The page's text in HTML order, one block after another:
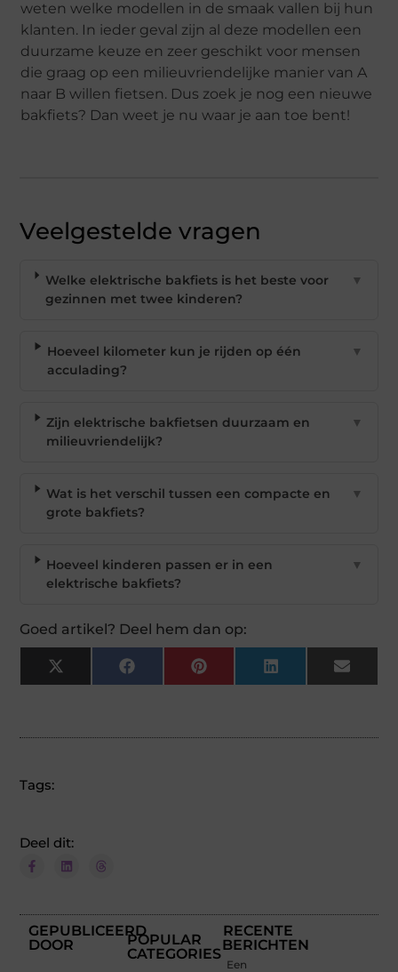
weten welke modellen in de smaak vallen bij hun
klanten. In ieder geval zijn al deze modellen een
duurzame keuze en zeer geschikt voor mensen
die graag op een milieuvriendelijke manier van A
naar B willen fietsen. Dus zoek je nog een nieuwe
bakfiets? Dan weet je nu waar je aan toe bent!
Veelgestelde vragen
Welke elektrische bakfiets is het beste voor
gezinnen met twee kinderen?
▼
Hoeveel kilometer kun je rijden op één
acculading?
▼
Zijn elektrische bakfietsen duurzaam en
milieuvriendelijk?
▼
Wat is het verschil tussen een compacte en
grote bakfiets?
▼
Hoeveel kinderen passen er in een
elektrische bakfiets?
▼
Goed artikel? Deel hem dan op:
X
(Twitter)
Facebook Pinterest LinkedIn Email
Tags:
Deel dit:
GEPUBLICEERD
DOOR
POPULAR
CATEGORIES
RECENTE
BERICHTEN
Een